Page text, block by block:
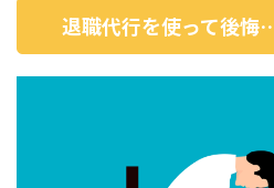
退職代行を使って後悔